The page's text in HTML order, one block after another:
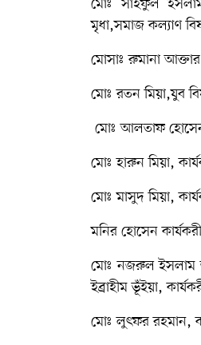
মোঃ সাইফুল
মৃধা,সমাজ কল্যাণ
মোসাঃ রুমানা
মোঃ রতন মিয়া,যুব
মোঃ আলতাফ
মোঃ হারুন মিয়া,
মোঃ মাসুদ মিয়া,
মনির হোসেন
মোঃ নজরুল ইসলাম
ইব্রাহীম ভূঁইয়া,
মোঃ লুৎফর রহমান,